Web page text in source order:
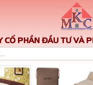
CỔ PHẦN ĐẦU TƯ VÀ